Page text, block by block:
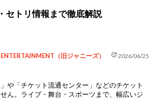
セトリ情報まで徹底解説
（旧ジャニーズ） update2026/06/25
」や「チケット流通センター」などのチケット
ん。ライブ・舞台・スポーツまで、幅広いジ